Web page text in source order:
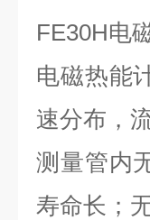
FE30H电
电磁热能
速分布，
测量管内
寿命长；